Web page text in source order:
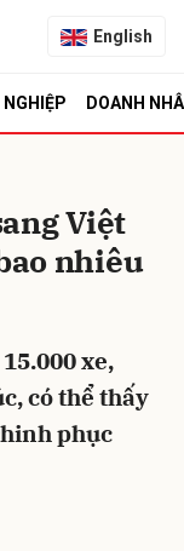
English
NGHIỆP DOANH
Việt
nhiêu
xe,
có thể thấy
phục
Hủy